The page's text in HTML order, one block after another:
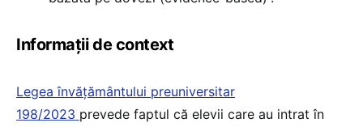
Informații de context
Legea învățământului preuniversitar
198/2023 prevede faptul că elevii care au intrat în